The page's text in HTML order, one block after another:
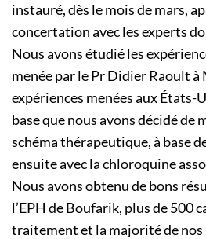
instauré, dès le mois de mars,
concertation avec les experts
Nous avons étudié les
menée par le Pr Didier Raoult à
expériences menées aux États-
base que nous avons décidé de
schéma thérapeutique, à base
ensuite avec la chloroquine
Nous avons obtenu de bons
l’EPH de Boufarik, plus de 500
traitement et la majorité de nos